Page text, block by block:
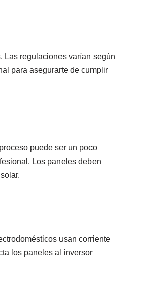
Las regulaciones varían según
para asegurarte de cumplir
puede ser un poco
Los paneles deben
usan corriente
los paneles al inversor